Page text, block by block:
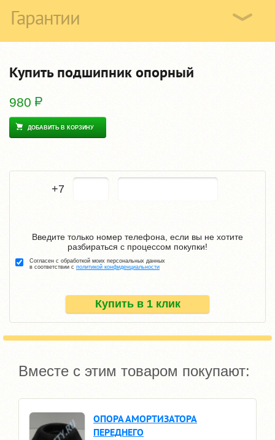
Гарантии
Купить подшипник опорный
980
ДОБАВИТЬ В КОРЗИНУ
+7
Купить в 1 клик
Введите только номер телефона, если вы не хотите
разбираться с процессом покупки!
Согласен с обработкой моих персональных данных
в соответствии с политикой конфиденциальности
Вместе с этим товаром покупают:
ОПОРА АМОРТИЗАТОРА
ПЕРЕДНЕГО